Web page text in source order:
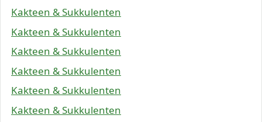
Kakteen & Sukkulenten
Kakteen & Sukkulenten
Kakteen & Sukkulenten
Kakteen & Sukkulenten
Kakteen & Sukkulenten
Kakteen & Sukkulenten